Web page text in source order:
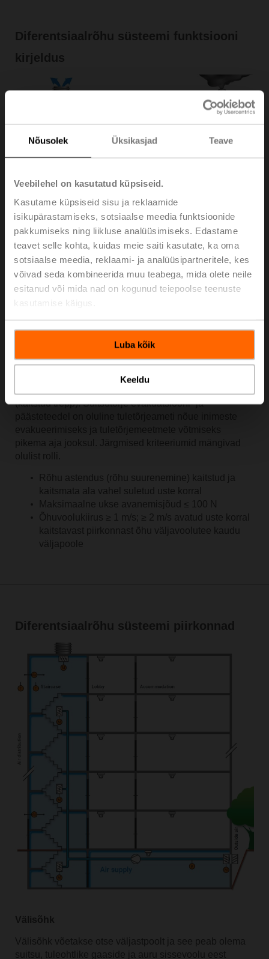
Nõusolek Üksikasjad Teave
Veebilehel on kasutatud küpsiseid.
Kasutame küpsiseid sisu ja reklaamide
isikupärastamiseks, sotsiaalse meedia funktsioonide
pakkumiseks ning liikluse analüüsimiseks. Edastame
teavet selle kohta, kuidas meie saiti kasutate, ka oma
sotsiaalse meedia, reklaami- ja analüüsipartneritele, kes
võivad seda kombineerida muu teabega, mida olete neile
esitanud või mida nad on kogunud teiepoolse teenuste
kasutamise käigus.
Luba kõik
Keeldu
Diferentsiaalrõhu süsteemi funktsiooni
kirjeldus
Diferentsiaalrõhu süsteem on püsivalt paigaldatud
seadmed, mis takistavad suitsu tungimist kontrollitud
ülerõhu abil kaitstavatesse piirkondadesse – tavaliselt
(kaitstud trepp). Suitsutõrje evakuatsiooni- ja
olulist rolli.
Rõhu astendus (rõhu suurenemine) kaitstud ja
kaitsmata ala vahel suletud uste korral
Maksimaalne ukse avanemisjõud ≤ 100 N
Õhuvoolukiirus ≥ 1 m/s; ≥ 2 m/s avatud uste korral
kaitstavast piirkonnast õhu väljavoolutee kaudu
väljapoole
Diferentsiaalrõhu süsteemi piirkonnad
Välisõhk
Välisõhk võetakse otse väljastpoolt ja see peab olema
suitsu, tuleohtlike gaaside ja auru sissevoolu eest